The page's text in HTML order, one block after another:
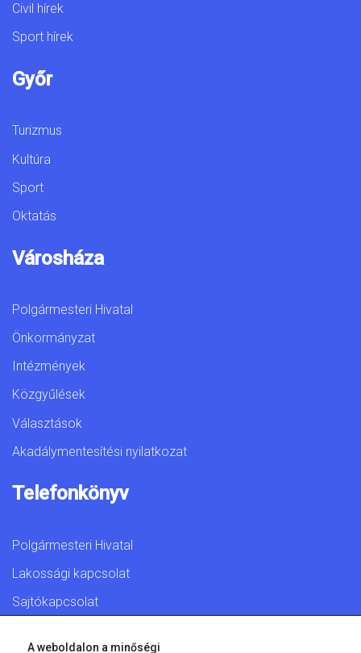
Civil hírek
Sport hírek
Győr
Turizmus
Kultúra
Sport
Oktatás
Városháza
Polgármesteri Hivatal
Önkormányzat
Intézmények
Közgyűlések
Választások
Akadálymentesítési nyilatkozat
Telefonkönyv
Polgármesteri Hivatal
Lakossági kapcsolat
Sajtókapcsolat
A weboldalon a minőségi